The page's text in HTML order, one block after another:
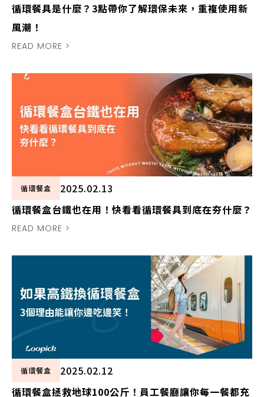
循環餐具是什麼？3點帶你了解環保未來，重複使用新
風潮！
READ MORE >
循環餐盒
2025.02.13
循環餐盒台鐵也在用！快看看循環餐具到底在夯什麼？
READ MORE >
循環餐盒
2025.02.12
循環餐盒拯救地球100公斤！員工餐廳讓你每一餐都充